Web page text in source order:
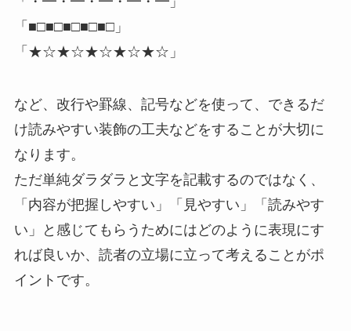
「■□■□■□■□■□」
「★☆★☆★☆★☆★☆」
など、改行や罫線、記号などを使って、できるだ
け読みやすい装飾の工夫などをすることが大切に
なります。
ただ単純ダラダラと文字を記載するのではなく、
「内容が把握しやすい」「見やすい」「読みやす
い」と感じてもらうためにはどのように表現にす
れば良いか、読者の立場に立って考えることがポ
イントです。